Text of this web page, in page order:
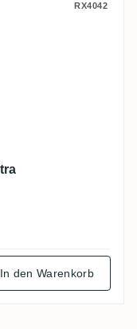
ExtraRX4042
In den Warenkorb